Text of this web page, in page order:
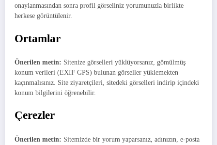
onaylanmasından sonra profil görseliniz yorumunuzla birlikte
herkese görüntülenir.
Ortamlar
Önerilen metin: Sitenize görselleri yüklüyorsanız, gömülmüş
konum verileri (EXIF GPS) bulunan görseller yüklemekten
kaçınmalısınız. Site ziyaretçileri, sitedeki görselleri indirip içindeki
konum bilgilerini öğrenebilir.
Çerezler
Önerilen metin: Sitemizde bir yorum yaparsanız, adınızın, e-posta